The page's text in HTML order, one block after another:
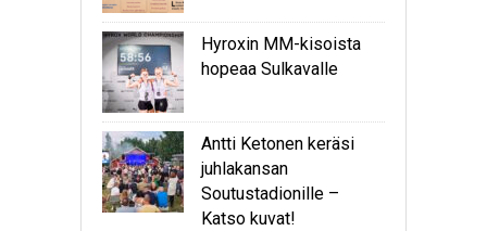
Hyroxin MM-kisoista
hopeaa Sulkavalle
Antti Ketonen keräsi
juhlakansan
Soutustadionille –
Katso kuvat!